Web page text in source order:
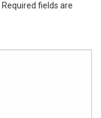
Required fields are